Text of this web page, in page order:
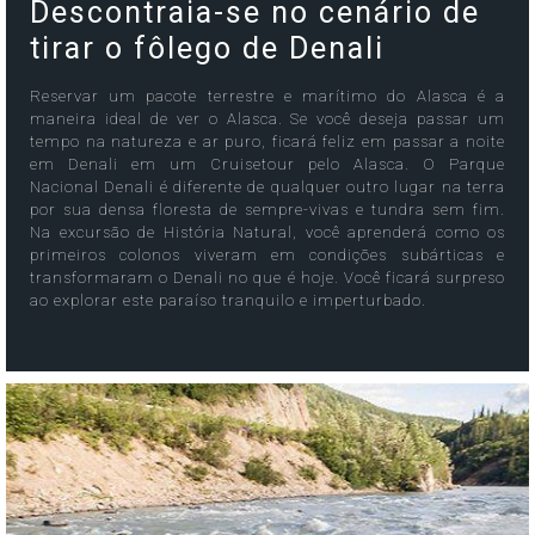
Descontraia-se no cenário de
tirar o fôlego de Denali
Reservar um pacote terrestre e marítimo do Alasca é a
maneira ideal de ver o Alasca. Se você deseja passar um
tempo na natureza e ar puro, ficará feliz em passar a noite
em Denali em um Cruisetour pelo Alasca. O Parque
Nacional Denali é diferente de qualquer outro lugar na terra
por sua densa floresta de sempre-vivas e tundra sem fim.
Na excursão de História Natural, você aprenderá como os
primeiros colonos viveram em condições subárticas e
transformaram o Denali no que é hoje. Você ficará surpreso
ao explorar este paraíso tranquilo e imperturbado.